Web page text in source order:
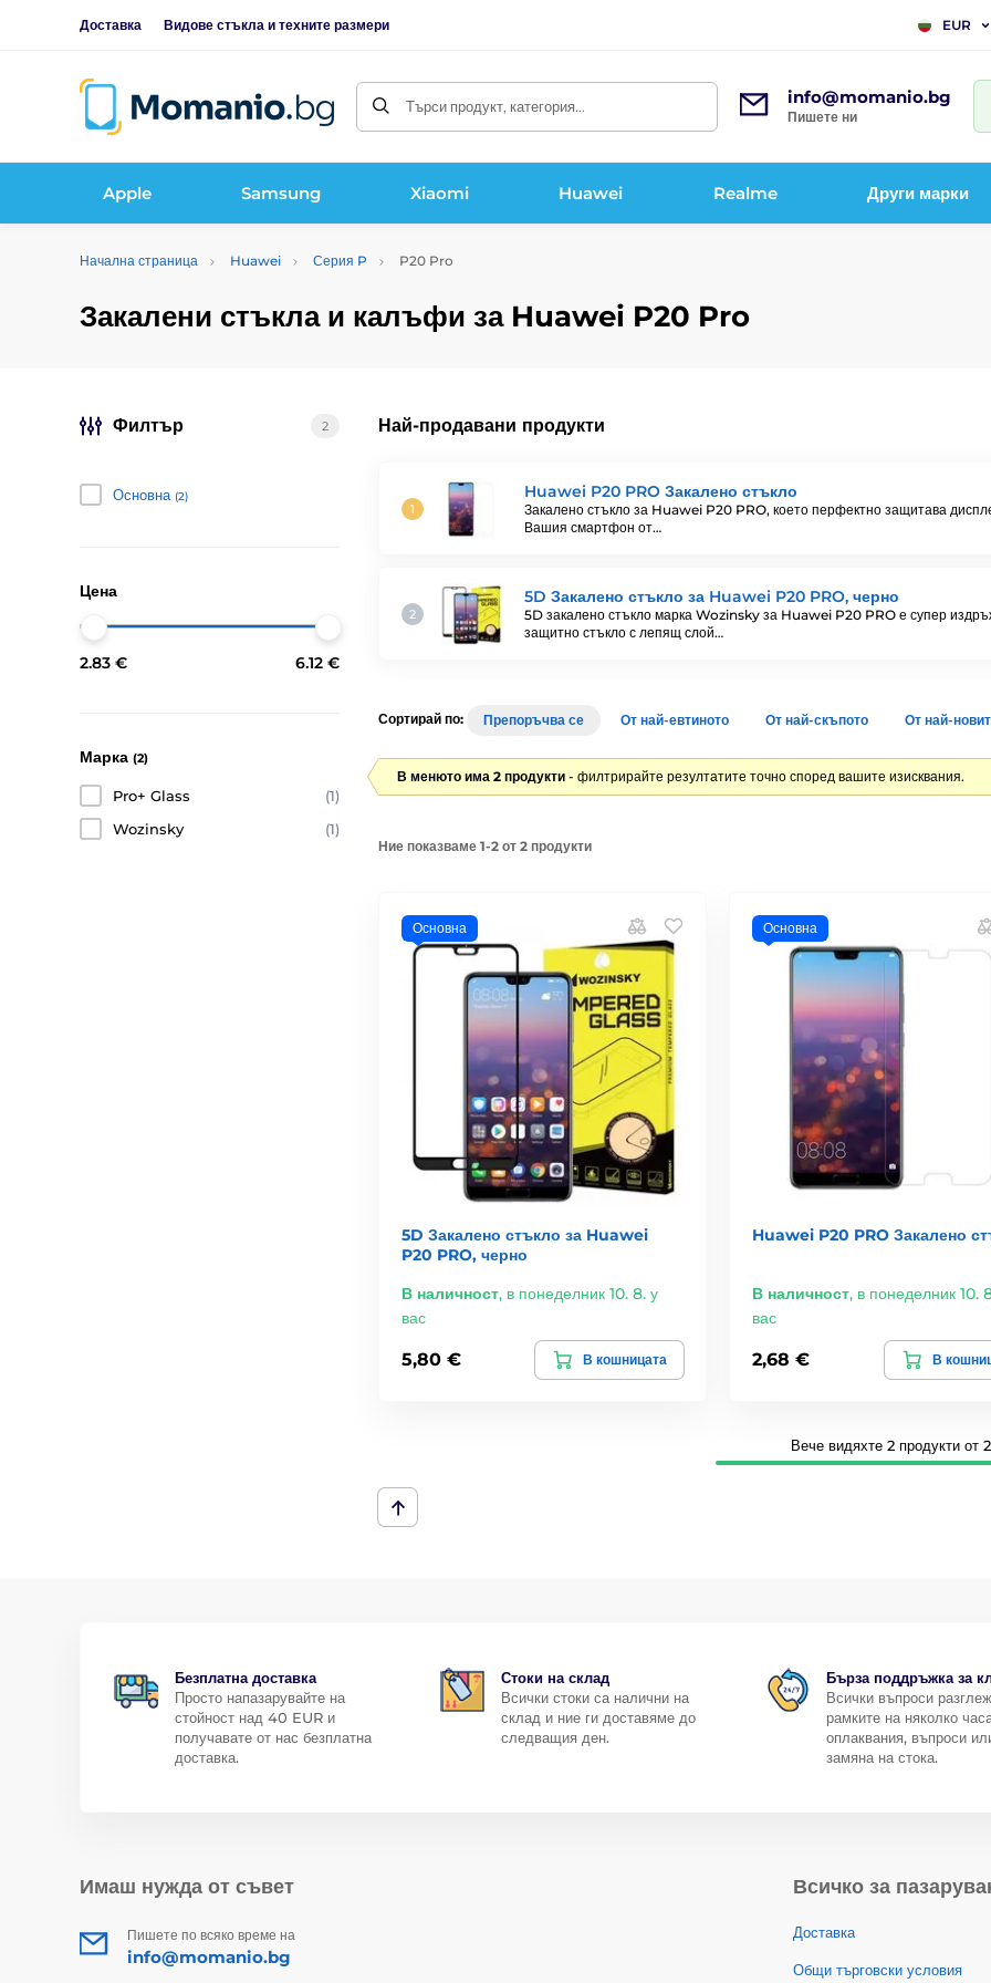
Доставка Видове стъкла и техните размери EUR
Търси продукт, категория... info@momanio.bg
Пишете ни
Apple Samsung Xiaomi Huawei Realme Други марки
Начална страница Huawei Серия P P20 Pro
Закалени стъкла и калъфи за Huawei P20 Pro
Най-продавани продукти
Huawei P20 PRO Закалено стъкло
Закалено стъкло за Huawei P20 PRO, което перфектно защитава
Вашия смартфон от…
5D Закалено стъкло за Huawei P20 PRO, черно
5D закалено стъкло марка Wozinsky за Huawei P20 PRO е супер
защитно стъкло с лепящ слой…
Филтър 2
Основна (2)
Цена
2.83 € 6.12 €
Марка (2)
Pro+ Glass
(1)
Wozinsky
(1)
Сортирай по: Препоръчва се От най-евтиното От най-скъпото От най-
В менюто има 2 продукти - филтрирайте резултатите точно според вашите изисквания.
Ние показваме 1-2 от 2 продукти
Основна
5D Закалено стъкло за Huawei
P20 PRO, черно
В наличност, в понеделник 10. 8. у
вас
5,80 € В кошницата
Основна
Huawei P20 PRO Закалено
В наличност, в понеделник 10.
вас
2,68 € В
Вече видяхте 2 продукти от
Безплатна доставка
Просто напазарувайте на
стойност над 40 EUR и
получавате от нас безплатна
доставка.
Стоки на склад
Всички стоки са налични на
склад и ние ги доставяме до
следващия ден.
Бърза поддръжка за
Всички въпроси
рамките на няколко
оплаквания, въпроси
замяна на стока.
Имаш нужда от съвет
Пишете по всяко време на
info@momanio.bg
Всичко за
Доставка
Общи търговски условия